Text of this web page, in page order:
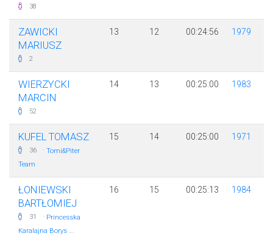
38
ZAWICKI
MARIUSZ
2
13 12 00:24:56 1979
WIERZYCKI
MARCIN
52
14 13 00:25:00 1983
KUFEL TOMASZ
36 · Tomi&Piter
Team
15 14 00:25:00 1971
ŁONIEWSKI
BARTŁOMIEJ
31 · Princesska
Karalajna Borys ...
16 15 00:25:13 1984